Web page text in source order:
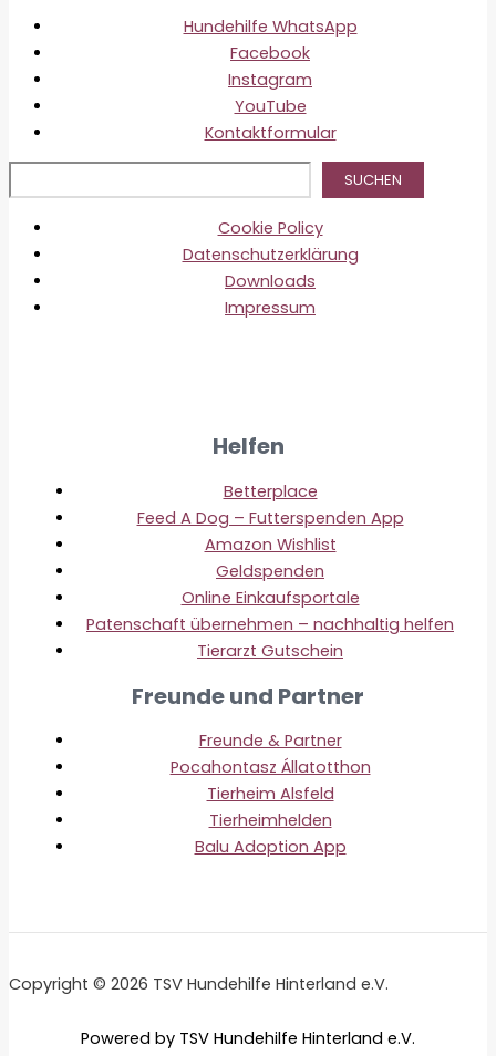
Hundehilfe WhatsApp
Facebook
Instagram
YouTube
Kontaktformular
SUCHEN
Cookie Policy
Datenschutzerklärung
Downloads
Impressum
Helfen
Betterplace
Feed A Dog – Futterspenden App
Amazon Wishlist
Geldspenden
Online Einkaufsportale
Patenschaft übernehmen – nachhaltig helfen
Tierarzt Gutschein
Freunde und Partner
Freunde & Partner
Pocahontasz Állatotthon
Tierheim Alsfeld
Tierheimhelden
Balu Adoption App
Copyright © 2026 TSV Hundehilfe Hinterland e.V.
Powered by TSV Hundehilfe Hinterland e.V.